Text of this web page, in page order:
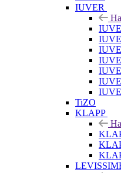
IUVER
TiZO
KLAPP